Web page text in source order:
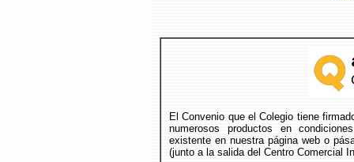
El Convenio que el Colegio tiene
numerosos productos en
existente en nuestra página web o
(junto a la salida del Centro Comercial